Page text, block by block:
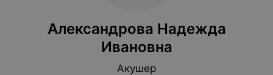
Александрова Надежда
Ивановна
Акушер